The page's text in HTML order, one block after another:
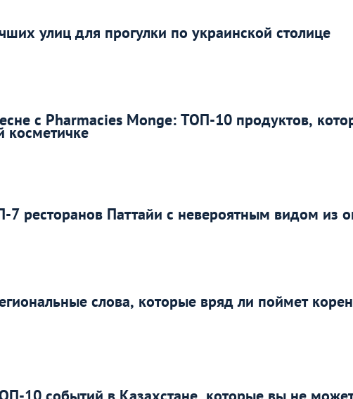
улиц для прогулки по украинской столице
с Pharmacies Monge: ТОП-10 продуктов,
7 ресторанов Паттайи с невероятным видом из
слова, которые вряд ли поймет